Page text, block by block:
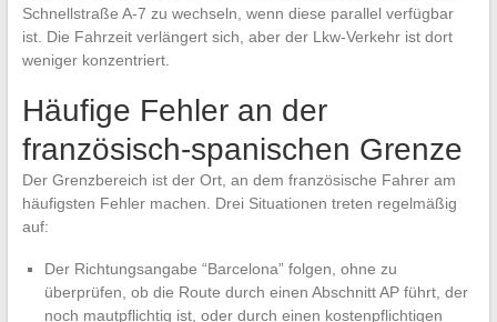
Schnellstraße A-7 zu wechseln, wenn diese parallel verfügbar
ist. Die Fahrzeit verlängert sich, aber der Lkw-Verkehr ist dort
weniger konzentriert.
Häufige Fehler an der
französisch-spanischen Grenze
Der Grenzbereich ist der Ort, an dem französische Fahrer am
häufigsten Fehler machen. Drei Situationen treten regelmäßig
auf:
Der Richtungsangabe “Barcelona” folgen, ohne zu
überprüfen, ob die Route durch einen Abschnitt AP führt, der
noch mautpflichtig ist, oder durch einen kostenpflichtigen